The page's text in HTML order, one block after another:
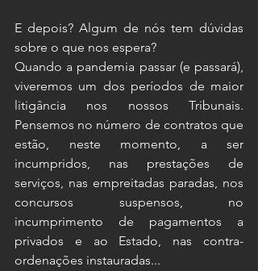
E depois? Algum de nós tem dúvidas
sobre o que nos espera?
Quando a pandemia passar (e passará),
viveremos um dos períodos de maior
litigância nos nossos Tribunais.
Pensemos no número de contratos que
estão, neste momento, a ser
incumpridos, nas prestações de
serviços, nas empreitadas paradas, nos
concursos suspensos, no
incumprimento de pagamentos a
privados e ao Estado, nas contra-
ordenações instauradas...